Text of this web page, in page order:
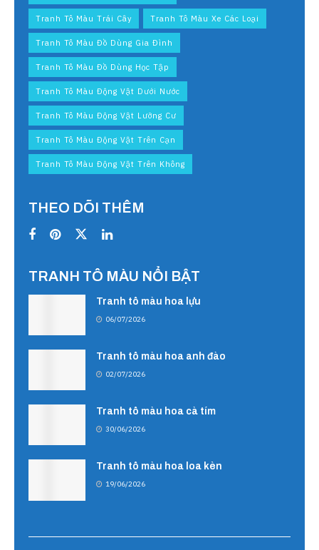
Tranh Tô Màu Trái Cây Tranh Tô Màu Xe Các Loại
Tranh Tô Màu Đồ Dùng Gia Đình
Tranh Tô Màu Đồ Dùng Học Tập
Tranh Tô Màu Động Vật Dưới Nước
Tranh Tô Màu Động Vật Lưỡng Cư
Tranh Tô Màu Động Vật Trên Cạn
Tranh Tô Màu Động Vật Trên Không
THEO DÕI THÊM
TRANH TÔ MÀU NỔI BẬT
Tranh tô màu hoa lựu
06/07/2026
Tranh tô màu hoa anh đào
02/07/2026
Tranh tô màu hoa cà tím
30/06/2026
Tranh tô màu hoa loa kèn
19/06/2026